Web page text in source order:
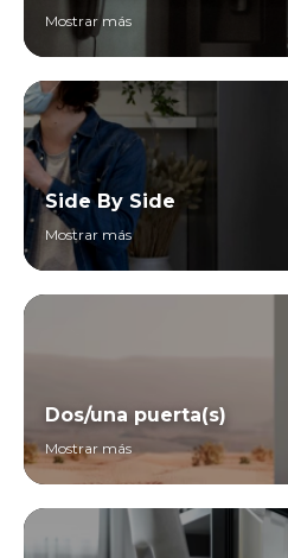
Mostrar más
Side By Side
Mostrar más
Dos/una puerta(s)
Mostrar más